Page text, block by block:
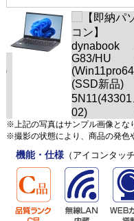
※上記の写真はサンプル画像とな
※撮影の状態により、商品の発色
機能・仕様（アイコンタッ